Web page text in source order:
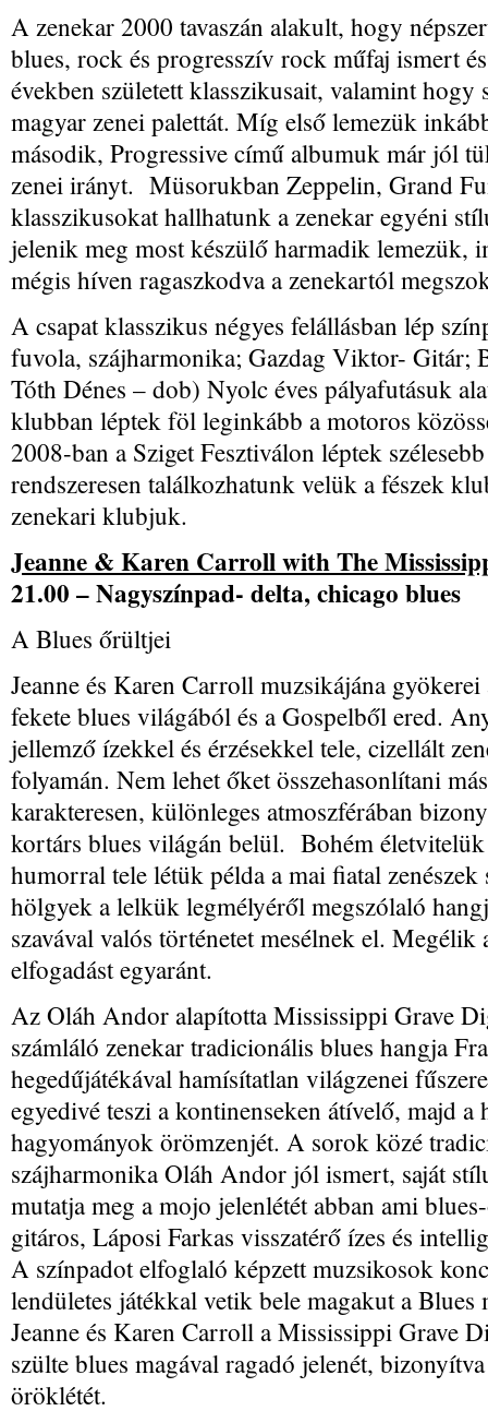
A zenekar 2000 tavaszán alakult, hogy
blues, rock és progresszív rock műfaj ismert
években született klasszikusait, valamint hogy
magyar zenei palettát. Míg első lemezük
második, Progressive című albumuk már jól
zenei irányt. Müsorukban Zeppelin, Grand
klasszikusokat hallhatunk a zenekar egyéni
jelenik meg most készülő harmadik lemezük,
mégis híven ragaszkodva a zenekartól
A csapat klasszikus négyes felállásban lép
fuvola, szájharmonika; Gazdag Viktor- Gitár;
Tóth Dénes – dob) Nyolc éves pályafutásuk
klubban léptek föl leginkább a motoros
2008-ban a Sziget Fesztiválon léptek
rendszeresen találkozhatunk velük a fészek
zenekari klubjuk.
Jeanne & Karen Carroll with The
21.00 – Nagyszínpad- delta, chicago blues
A Blues őrültjei
Jeanne és Karen Carroll muzsikájána
fekete blues világából és a Gospelből ered.
jellemző ízekkel és érzésekkel tele, cizellált
folyamán. Nem lehet őket összehasonlítani
karakteresen, különleges atmoszférában
kortárs blues világán belül. Bohém életvitelük
humorral tele létük példa a mai fiatal
hölgyek a lelkük legmélyéről megszólaló
szavával valós történetet mesélnek el. Megélik
elfogadást egyaránt.
Az Oláh Andor alapította Mississippi Grave
számláló zenekar tradicionális blues hangja
hegedűjátékával hamísítatlan világzenei
egyedivé teszi a kontinenseken átívelő, majd
hagyományok örömzenjét. A sorok közé
szájharmonika Oláh Andor jól ismert, saját
mutatja meg a mojo jelenlétét abban ami
gitáros, Láposi Farkas visszatérő ízes és
A színpadot elfoglaló képzett muzsikosok
lendületes játékkal vetik bele magakut a Blues
Jeanne és Karen Carroll a Mississippi Grave
szülte blues magával ragadó jelenét,
öröklétét.